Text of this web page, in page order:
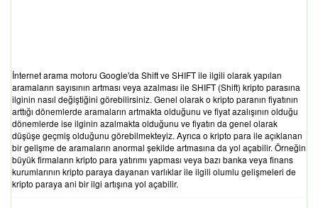
İnternet arama motoru Google'da Shift ve SHIFT ile ilgili olarak yapılan
aramaların sayısının artması veya azalması ile SHIFT (Shift) kripto parasına
ilginin nasıl değiştiğini görebilirsiniz. Genel olarak o kripto paranın fiyatının
arttığı dönemlerde aramaların artmakta olduğunu ve fiyat azalışının olduğu
dönemlerde ise ilginin azalmakta olduğunu ve fiyatın da genel olarak
düşüşe geçmiş olduğunu görebilmekteyiz. Ayrıca o kripto para ile açıklanan
bir gelişme de aramaların anormal şekilde artmasına da yol açabilir. Örneğin
büyük firmaların kripto para yatırımı yapması veya bazı banka veya finans
kurumlarının kripto paraya dayanan varlıklar ile ilgili olumlu gelişmeleri de
kripto paraya ani bir ilgi artışına yol açabilir.